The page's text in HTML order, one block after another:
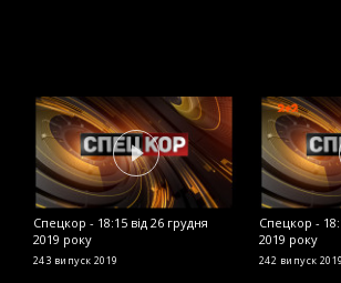
Спецкор - 18:15 від 26 грудня
2019 року
243 випуск 2019
Спецкор -
2019 року
242 випуск 2019